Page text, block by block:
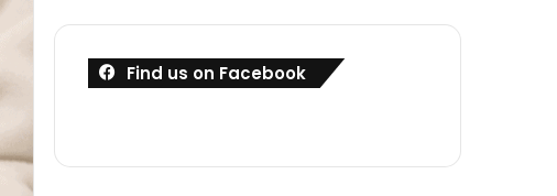
Find us on Facebook